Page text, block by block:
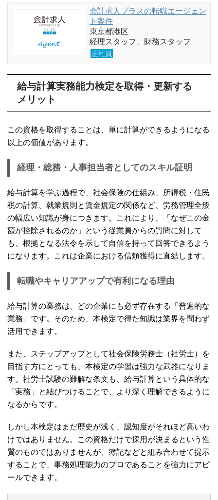
会計求人プラスの転職エージェン
ト案件
東京都港区
経理スタッフ、財務スタッフ
正社員
給与計算実務能力検定を取得・更新する
メリット
この資格を取得することは、単に計算ができるようになる
以上の価値があります。
経理・総務・人事担当者としてのスキル証明
給与計算を学ぶ過程で、社会保険の仕組み、所得税・住民
税の計算、就業規則と賃金規定の関係など、労務管理全般
の幅広い知識が身につきます。これにより、「なぜこの金
額が控除されるのか」という従業員からの質問に対して
も、根拠となる法令を示して自信を持って回答できるよう
になります。これは企業における信頼獲得に直結します。
転職やキャリアアップで有利になる理由
給与計算の業務は、どの企業にも必ず存在する「普遍的な
業務」です。そのため、本検定で得た知識は業界を問わず
活用できます。
また、ステップアップとして社会保険労務士（社労士）を
目指す方にとっても、本検定の学習は強力な武器になりま
す。社労士試験の難解な条文も、給与計算という具体的な
「実務」と結びつけることで、より深く理解できるように
なるからです。
しかし本検定はまだ歴史が浅く、認知度がそれほど高いわ
けではありません。この資格だけで採用が決まるという性
質のものではありませんが、簿記などと組み合わせて提示
することで、事務処理能力のプロであることを強力にアピ
ールできます。